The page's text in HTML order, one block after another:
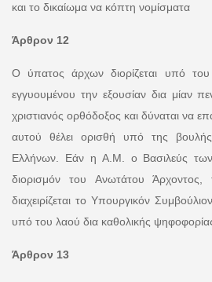
και το δικαίωμα να κόπτη νομίσματα
Άρθρον 12
Ο ύπατος άρχων διορίζεται υπό
εγγυουμένου την εξουσίαν δια μίαν
χριστιανός ορθόδοξος και δύναται να
αυτού θέλει ορισθή υπό της
Ελλήνων. Εάν η Α.Μ. ο Βασιλεύς
διορισμόν του Ανωτάτου
διαχειρίζεται το Υπουργικόν
υπό του λαού δια καθολικής
Άρθρον 13